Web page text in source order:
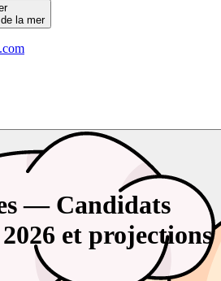
la mer
— Candidats
et projections